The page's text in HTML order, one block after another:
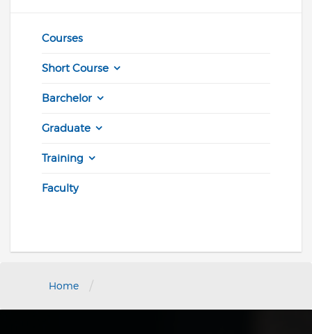
Courses
Short Course
Barchelor
Graduate
Training
Faculty
Home /